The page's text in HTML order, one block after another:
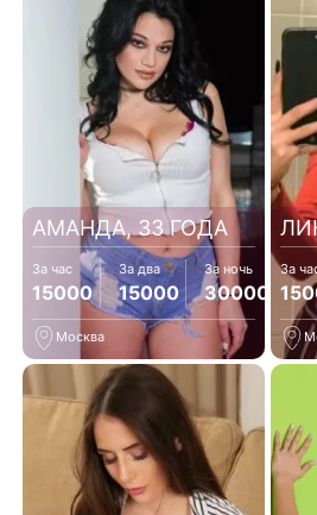
АМАНДА, 33 ГОДА
За час
15000
За два
15000
За ночь
30000
Москва
За